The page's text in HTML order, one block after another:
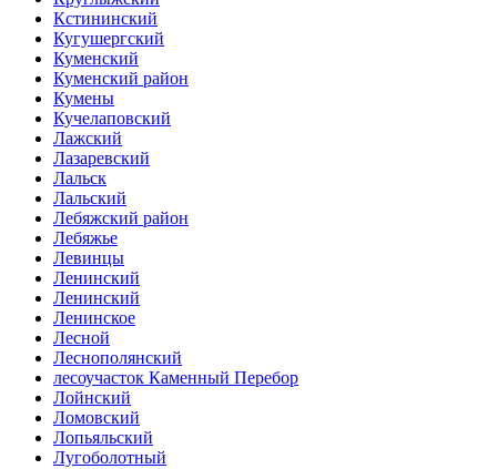
Кстининский
Кугушергский
Куменский
Куменский район
Кумены
Кучелаповский
Лажский
Лазаревский
Лальск
Лальский
Лебяжский район
Лебяжье
Левинцы
Ленинский
Ленинский
Ленинское
Лесной
Леснополянский
лесоучасток Каменный Перебор
Лойнский
Ломовский
Лопьяльский
Лугоболотный